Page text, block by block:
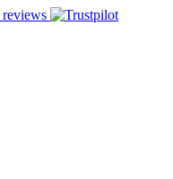
reviews